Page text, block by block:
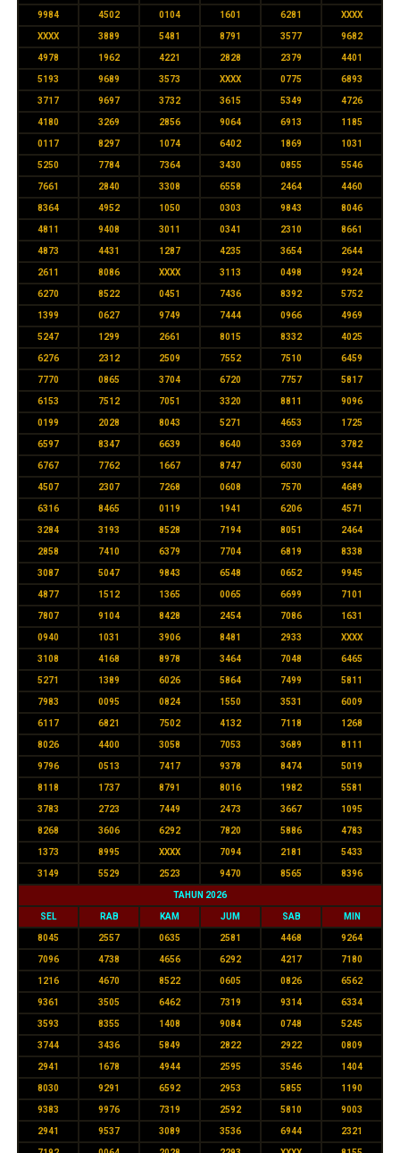
9984 4502 0104 1601 6281 XXXX
XXXX 3889 5481 8791 3577 9682
4978 1962 4221 2828 2379 4401
5193 9689 3573 XXXX 0775 6893
3717 9697 3732 3615 5349 4726
4180 3269 2856 9064 6913 1185
0117 8297 1074 6402 1869 1031
5250 7784 7364 3430 0855 5546
7661 2840 3308 6558 2464 4460
8364 4952 1050 0303 9843 8046
4811 9408 3011 0341 2310 8661
4873 4431 1287 4235 3654 2644
2611 8086 XXXX 3113 0498 9924
6270 8522 0451 7436 8392 5752
1399 0627 9749 7444 0966 4969
5247 1299 2661 8015 8332 4025
6276 2312 2509 7552 7510 6459
7770 0865 3704 6720 7757 5817
6153 7512 7051 3320 8811 9096
0199 2028 8043 5271 4653 1725
6597 8347 6639 8640 3369 3782
6767 7762 1667 8747 6030 9344
4507 2307 7268 0608 7570 4689
6316 8465 0119 1941 6206 4571
3284 3193 8528 7194 8051 2464
2858 7410 6379 7704 6819 8338
3087 5047 9843 6548 0652 9945
4877 1512 1365 0065 6699 7101
7807 9104 8428 2454 7086 1631
0940 1031 3906 8481 2933 XXXX
3108 4168 8978 3464 7048 6465
5271 1389 6026 5864 7499 5811
7983 0095 0824 1550 3531 6009
6117 6821 7502 4132 7118 1268
8026 4400 3058 7053 3689 8111
9796 0513 7417 9378 8474 5019
8118 1737 8791 8016 1982 5581
3783 2723 7449 2473 3667 1095
8268 3606 6292 7820 5886 4783
1373 8995 XXXX 7094 2181 5433
3149 5529 2523 9470 8565 8396
TAHUN 2026
SEL RAB KAM JUM SAB MIN
8045 2557 0635 2581 4468 9264
7096 4738 4656 6292 4217 7180
1216 4670 8522 0605 0826 6562
9361 3505 6462 7319 9314 6334
3593 8355 1408 9084 0748 5245
3744 3436 5849 2822 2922 0809
2941 1678 4944 2595 3546 1404
8030 9291 6592 2953 5855 1190
9383 9976 7319 2592 5810 9003
2941 9537 3089 3536 6944 2321